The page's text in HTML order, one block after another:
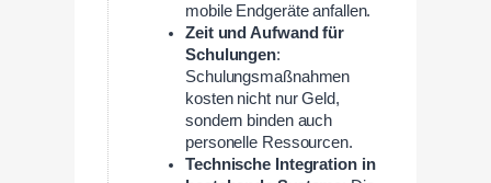
mobile Endgeräte anfallen.
Zeit und Aufwand für
Schulungen:
Schulungsmaßnahmen
kosten nicht nur Geld,
sondern binden auch
personelle Ressourcen.
Technische Integration in